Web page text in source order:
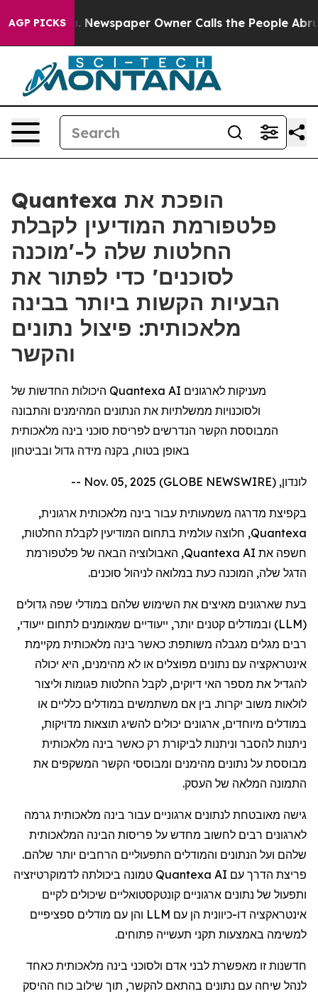
AGP PICKSNewspaper Owner Calls the People Abruptly
Quantexa הופכת את
פלטפורמת המודיעין לקבלת
החלטות שלה ל-'מוכנה
לסוכנים' כדי לפתור את
הבעיות הקשות ביותר בבינה
מלאכותית: פיצול נתונים
והקשר
היכולות החדשות של Quantexa AI מעניקות לארגונים
ולסוכנויות ממשלתיות את הנתונים המהימנים והתבונה
המבוססת הקשר הנדרשים לפריסת סוכני בינה מלאכותית
באופן בטוח, בקנה מידה גדול ובביטחון
לונדון, Nov. 05, 2025 (GLOBE NEWSWIRE) --
בקפיצת מדרגה משמעותית עבור בינה מלאכותית ארגונית,
Quantexa, חלוצה עולמית בתחום המודיעין לקבלת החלטות,
חשפה את Quantexa AI, האבולוציה הבאה של פלטפורמת
הדגל שלה, המוכנה כעת במלואה לניהול סוכנים.
בעת שארגונים מאיצים את השימוש שלהם במודלי שפה גדולים
(
LLM) ובמודלים קטנים יותר, ייעודיים שמאומנים לתחום ייעודי,
רבים מגלים מגבלה משותפת: כאשר בינה מלאכותית מקיימת
אינטראקציה עם נתונים מפוצלים או לא מהימנים, היא יכולה
להגדיל את מספר האי דיוקים, לקבל החלטות פגומות וליצור
לולאות משוב יקרות. בין אם משתמשים במודלים כלליים או
במודלים מיוחדים, ארגונים יכולים להשיג תוצאות מדויקות,
ניתנות להסבר וניתנות לביקורת רק כאשר בינה מלאכותית
מבוססת על נתונים מהימנים ומבוססי הקשר המשקפים את
התמונה המלאה של העסק.
גישה מאובטחת לנתונים ארגוניים עבור בינה מלאכותית גרמה
לארגונים רבים לחשוב מחדש על פריסות הבינה המלאכותית
שלהם ועל הנתונים והמודלים התפעוליים הרחבים יותר שלהם.
פריצת הדרך עם Quantexa AI טמונה ביכולתה לדמוקרטיזציה
ותפעול של נתונים ארגוניים קונטקסטואליים שיכולים לקיים
אינטראקציה דו-כיוונית הן עם LLM והן עם מודלים ספציפיים
למשימה באמצעות תקני תעשייה פתוחים.
חדשנות זו מאפשרת לבני אדם ולסוכני בינה מלאכותית כאחד
לנהל שיחה עם נתונים בהתאם להקשר, תוך שילוב כוח ההיסק